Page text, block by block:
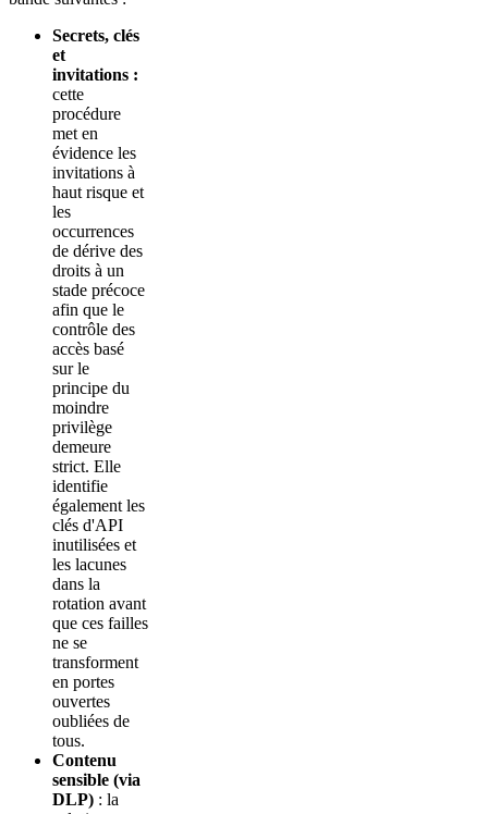
Secrets, clés
et
invitations :
cette
procédure
met en
évidence les
invitations à
haut risque et
les
occurrences
de dérive des
droits à un
stade précoce
afin que le
contrôle des
accès basé
sur le
principe du
moindre
privilège
demeure
strict. Elle
identifie
également les
clés d'API
inutilisées et
les lacunes
dans la
rotation avant
que ces failles
ne se
transforment
en portes
ouvertes
oubliées de
tous.
Contenu
sensible (via
DLP) : la